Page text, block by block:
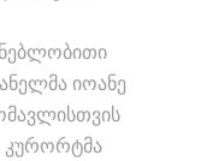
იოანე
კურორტმა